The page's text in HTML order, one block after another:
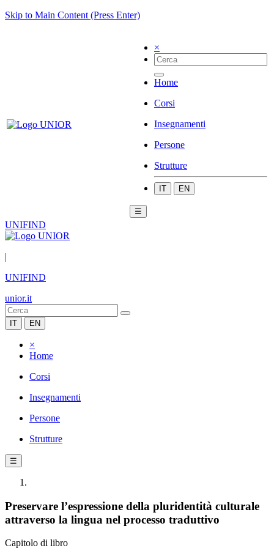
Skip to Main Content (Press Enter)
×
Home
Corsi
Insegnamenti
Persone
Strutture
IT EN
☰
UNIFIND
|
UNIFIND
unior.it
IT EN
×
Home
Corsi
Insegnamenti
Persone
Strutture
☰
Preservare l’espressione della pluridentità culturale
attraverso la lingua nel processo traduttivo
Capitolo di libro